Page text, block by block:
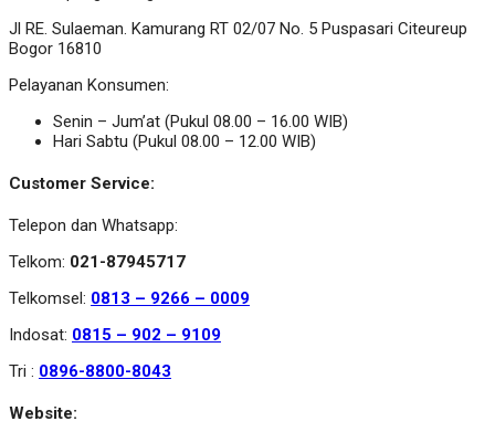
Jl RE. Sulaeman. Kamurang RT 02/07 No. 5 Puspasari Citeureup
Bogor 16810
Pelayanan Konsumen:
Senin – Jum’at (Pukul 08.00 – 16.00 WIB)
Hari Sabtu (Pukul 08.00 – 12.00 WIB)
Customer Service:
Telepon dan Whatsapp:
Telkom: 021-87945717
Telkomsel: 0813 – 9266 – 0009
Indosat: 0815 – 902 – 9109
Tri : 0896-8800-8043
Website: